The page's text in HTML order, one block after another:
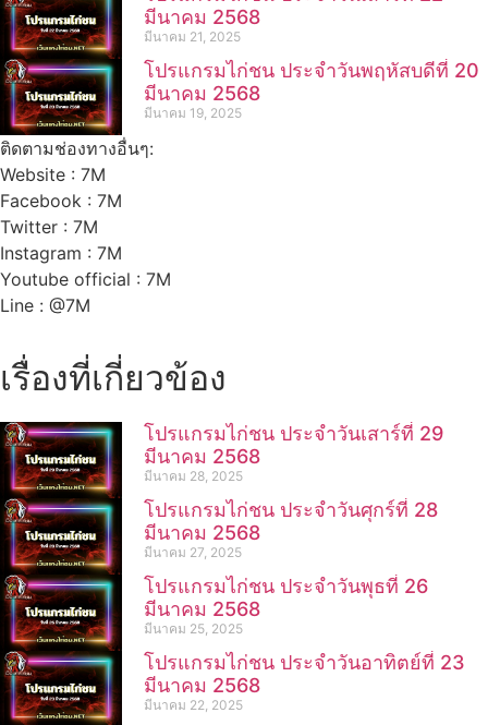
มีนาคม 2568
มีนาคม 21, 2025
โปรแกรมไก่ชน ประจำวันพฤหัสบดีที่ 20
มีนาคม 2568
มีนาคม 19, 2025
ติดตามช่องทางอื่นๆ:
Website : 7M
Facebook : 7M
Twitter : 7M
Instagram : 7M
Youtube official : 7M
Line : @7M
เรื่องที่เกี่ยวข้อง
โปรแกรมไก่ชน ประจำวันเสาร์ที่ 29
มีนาคม 2568
มีนาคม 28, 2025
โปรแกรมไก่ชน ประจำวันศุกร์ที่ 28
มีนาคม 2568
มีนาคม 27, 2025
โปรแกรมไก่ชน ประจำวันพุธที่ 26
มีนาคม 2568
มีนาคม 25, 2025
โปรแกรมไก่ชน ประจำวันอาทิตย์ที่ 23
มีนาคม 2568
มีนาคม 22, 2025